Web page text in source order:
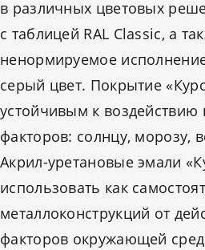
в различных цветовых
с таблицей RAL Classic, а
ненормируемое
серый цвет. Покрытие
устойчивым к воздействию
факторов: солнцу, морозу,
Акрил-уретановые эмали
использовать как
металлоконструкций от
факторов окружающей